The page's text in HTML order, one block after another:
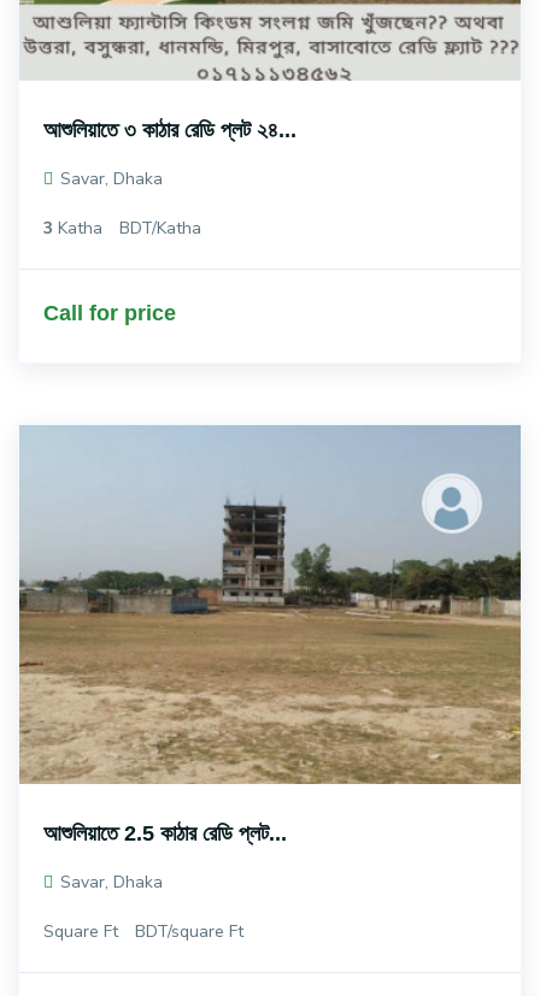
আশুলিয়াতে ৩ কাঠার রেডি প্লট ২৪...
Savar, Dhaka
3 Katha BDT/Katha
Call for price
আশুলিয়াতে 2.5 কাঠার রেডি প্লট...
Savar, Dhaka
Square Ft BDT/square Ft